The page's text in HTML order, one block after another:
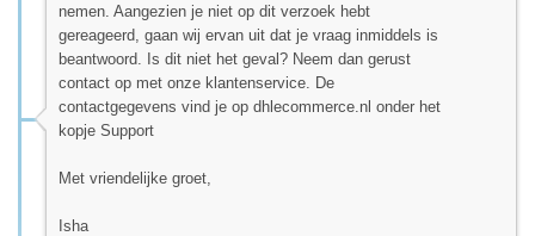
nemen. Aangezien je niet op dit verzoek hebt
gereageerd, gaan wij ervan uit dat je vraag inmiddels is
beantwoord. Is dit niet het geval? Neem dan gerust
contact op met onze klantenservice. De
contactgegevens vind je op dhlecommerce.nl onder het
kopje Support
Met vriendelijke groet,
Isha